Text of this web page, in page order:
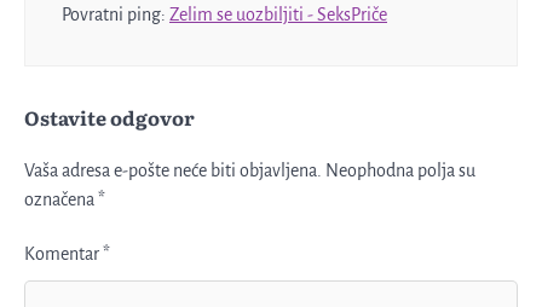
Povratni ping: Zelim se uozbiljiti - SeksPriče
Ostavite odgovor
Vaša adresa e-pošte neće biti objavljena.
Neophodna polja su
označena *
Komentar*